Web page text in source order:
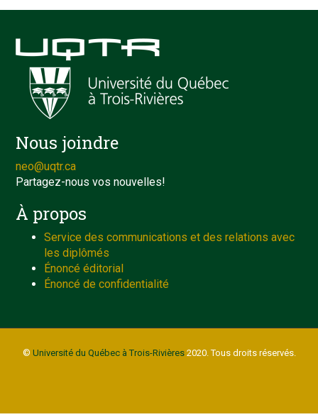
Nous joindre
neo@uqtr.ca
Partagez-nous vos nouvelles!
À propos
Service des communications et des relations avec
les diplômés
Énoncé éditorial
Énoncé de confidentialité
© Université du Québec à Trois-Rivières2020. Tous droits réservés.